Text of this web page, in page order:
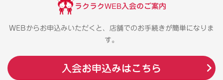
ラクラクWEB入会のご案内
WEBからお申込みいただくと、店舗でのお手続きが簡単になりま
す。
入会お申込みはこちら